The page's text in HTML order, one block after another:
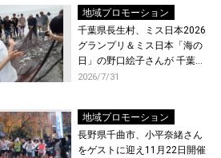
映が決定！
地域プロモーション
千葉県長生村、ミス日本2026
グランプリ＆ミス日本「海の
日」の野口絵子さんが 千葉県
唯一の村・長生村で地引網を
2026/7/31
地域プロモーション
長野県千曲市、小平奈緒さん
をゲストに迎え11月22日開催